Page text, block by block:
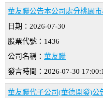
華友聯公告本公司處分桃園
日期：2026-07-30
股票代號：1436
公司名稱： 華友聯
發言時間：2026-07-30
華友聯代子公司(華德開發)公